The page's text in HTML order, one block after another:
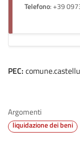
Telefono: +39
PEC:
Argomenti
liquidazione dei beni